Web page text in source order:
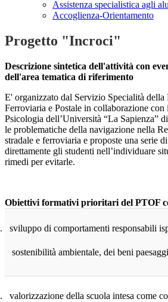
Assistenza specialistica agli
Accoglienza-Orientamento
Progetto "Incroci"
Descrizione sintetica dell'attività con
dell'area tematica di riferimento
E' organizzato dal Servizio Specialità della
Ferroviaria e Postale in collaborazione
Psicologia dell’Università “La Sapienza”
le problematiche della navigazione nella
stradale e ferroviaria e proposte una serie
direttamente gli studenti nell’individuare
rimedi per evitarle.
Obiettivi formativi prioritari del PTOF
sviluppo di comportamenti responsabili
sostenibilità ambientale, dei beni
valorizzazione della scuola intesa come